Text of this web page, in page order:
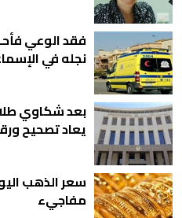
فقد الوعي
نجله في
بعد شكاوي
يعاد تصحيح
مفاجيء